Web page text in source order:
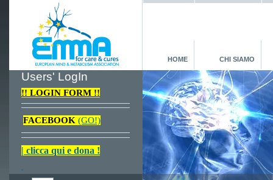
HOME CHI SIAMO
Users' LogIn
!! LOGIN FORM !!
FACEBOOK (GO!)
| clicca qui e dona !